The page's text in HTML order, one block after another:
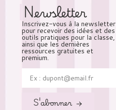
Newsletter
Inscrivez-vous à la newsletter
pour recevoir des idées et des
outils pratiques pour la classe,
ainsi que les dernières
ressources gratuites et
premium.
S'abonner →